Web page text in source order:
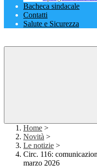
Bacheca sindacale
Contatti
Salute e Sicurezza
Home >
Novità >
Le notizie >
Circ. 116:
marzo 2026